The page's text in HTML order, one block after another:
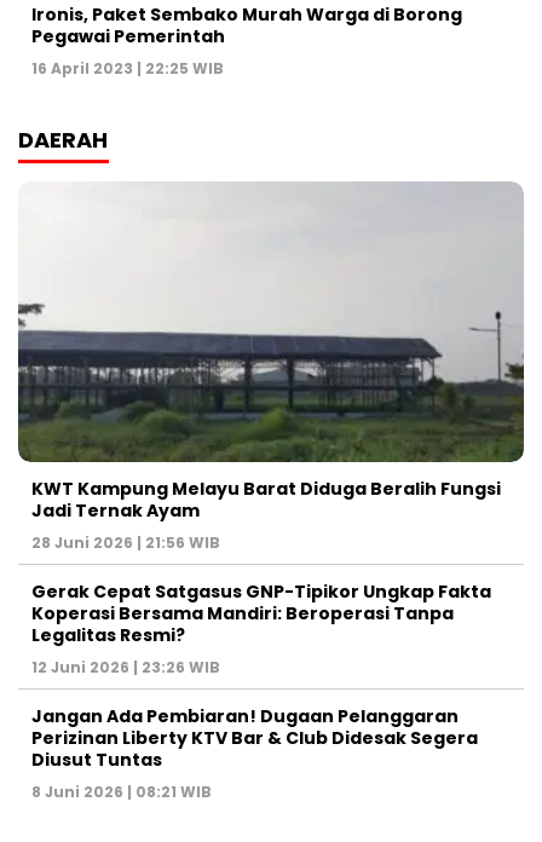
Ironis, Paket Sembako Murah Warga di Borong
Pegawai Pemerintah
16 April 2023 | 22:25 WIB
DAERAH
KWT Kampung Melayu Barat Diduga Beralih Fungsi
Jadi Ternak Ayam
28 Juni 2026 | 21:56 WIB
Gerak Cepat Satgasus GNP-Tipikor Ungkap Fakta
Koperasi Bersama Mandiri: Beroperasi Tanpa
Legalitas Resmi?
12 Juni 2026 | 23:26 WIB
Jangan Ada Pembiaran! Dugaan Pelanggaran
Perizinan Liberty KTV Bar & Club Didesak Segera
Diusut Tuntas
8 Juni 2026 | 08:21 WIB